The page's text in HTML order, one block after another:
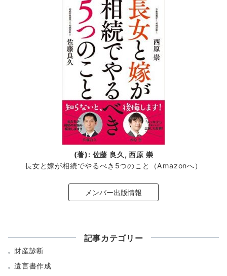
(著): 佐藤 良久, 西原 崇
長女と嫁が相続でやるべき5つのこと（Amazonへ）
メンバー出版情報
記事カテゴリー
財産診断
遺言書作成